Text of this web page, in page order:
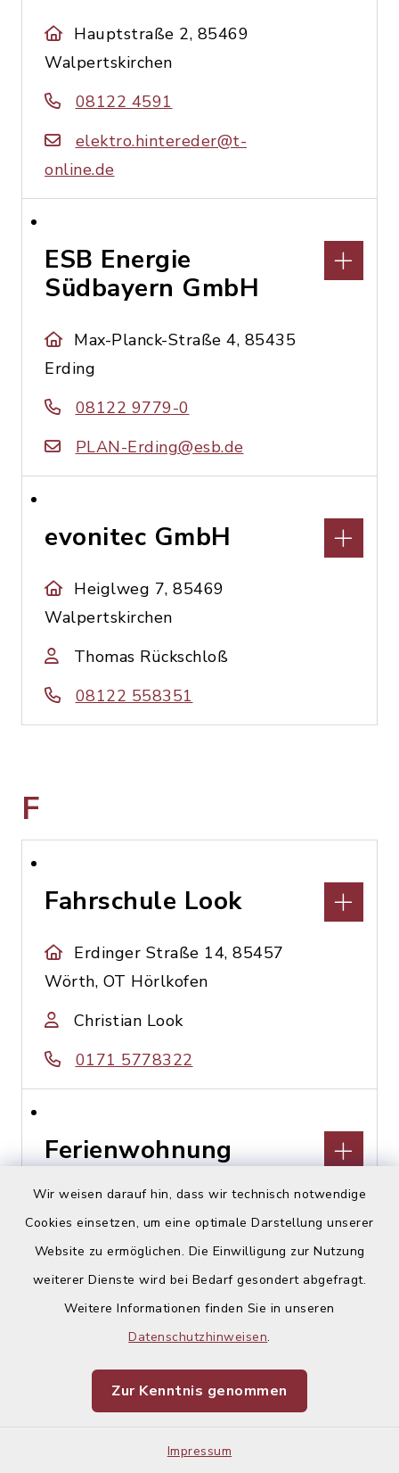
Wir weisen darauf hin, dass wir technisch notwendige
Cookies einsetzen, um eine optimale Darstellung unserer
Website zu ermöglichen. Die Einwilligung zur Nutzung
weiterer Dienste wird bei Bedarf gesondert abgefragt.
Weitere Informationen finden Sie in unseren
Datenschutzhinweisen.
Zur Kenntnis genommen
Impressum
Hauptstraße 2, 85469
Walpertskirchen
08122 4591
elektro.hintereder@t-
online.de
ESB Energie
Südbayern GmbH
Max-Planck-Straße 4, 85435
Erding
08122 9779-0
PLAN-Erding@esb.de
evonitec GmbH
Heiglweg 7, 85469
Walpertskirchen
Thomas Rückschloß
08122 558351
F
Fahrschule Look
Erdinger Straße 14, 85457
Wörth, OT Hörlkofen
Christian Look
0171 5778322
Ferienwohnung
Hohenlindener Straße 44,
85457 Wörth, OT Hörlkofen
Stephan Lex
08122 229147
Financial Planing